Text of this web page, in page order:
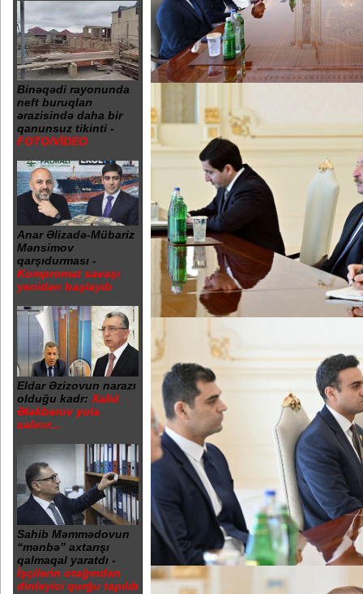
Binəqədi rayonunda
neft buruqları
ərazisində daha bir
qanunsuz tikinti -
FOTO/VİDEO
Anar Əlizadə-Mübariz
Mənsimov
qarşıdurması -
Kompromat savaşı
yenidən başlayıb
Eldar Əzizovun narazı
olduğu kadr: Xalid
Ələkbərov yola
salınır...
Sahib Məmmədovun
“mənbə” axtarışı
qalmaqal yaratdı -
İşçilərin otağından
dinləyici qurğu tapılıb